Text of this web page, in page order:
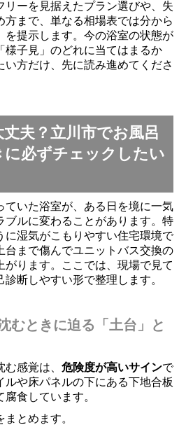
リーを見据えたプラン選びや、失
方まで、単なる相場表では分から
を提示します。今の浴室の状態が
様子見」のどれに当てはまるか
い方だけ、先に読み進めてくださ
夫？立川市でお風呂
必ずチェックしたい
ていた浴室が、ある日を境に一気
ブルに変わることがあります。特
に湿気がこもりやすい住宅環境で
台まで傷んでユニットバス交換の
がります。ここでは、現場で見て
断しやすい形で整理します。
むときに迫る「土台」と
感覚は、 危険度が高いサインで
や床パネルの下にある下地合板
食しています。
とめます。